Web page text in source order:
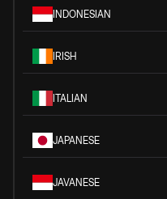
INDONESIAN
IRISH
ITALIAN
JAPANESE
JAVANESE